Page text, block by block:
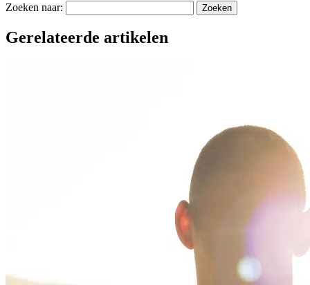
Zoeken naar:
Gerelateerde artikelen